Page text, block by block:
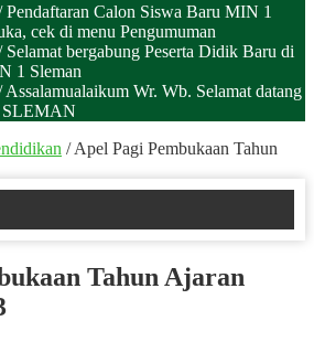
Pendaftaran Calon Siswa Baru MIN 1
cek di menu Pengumuman
Selamat bergabung Peserta Didik Baru di
1 Sleman
Assalamualaikum Wr. Wb. Selamat datang
SLEMAN
/Apel Pagi Pembukaan Tahun
Tahun Ajaran